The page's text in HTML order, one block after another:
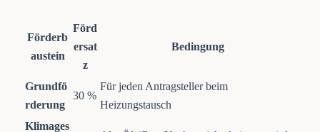
Förderb
austein
Förd
ersat
z
Bedingung
Grundfö
rderung
30 %
Für jeden Antragsteller beim
Heizungstausch
Klimages